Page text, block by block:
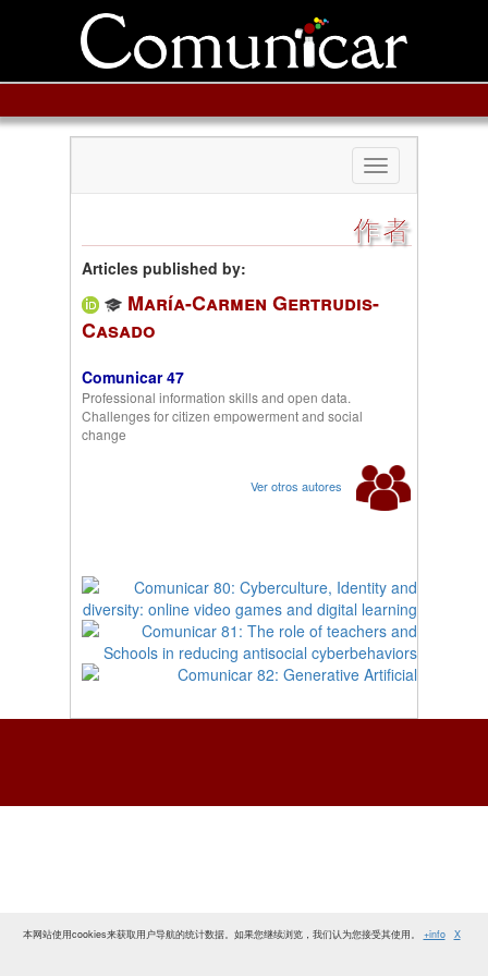
Toggle
navigation
作者
Articles published by:
María-Carmen Gertrudis-
Casado
Comunicar 47
Professional information skills and open data.
Challenges for citizen empowerment and social
change
Ver otros autores
本网站使用cookies来获取用户导航的统计数据。如果您继续浏览，我们认为您接受其使用。 +info X